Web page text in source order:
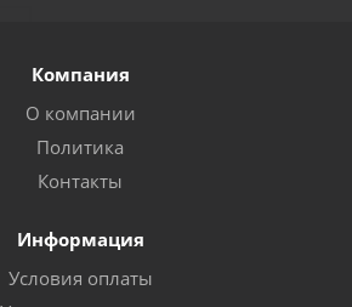
Компания
О компании
Политика
Контакты
Информация
Условия оплаты